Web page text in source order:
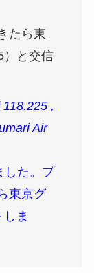
たら東
）と交信
,
Air
した。プ
東京グ
ま